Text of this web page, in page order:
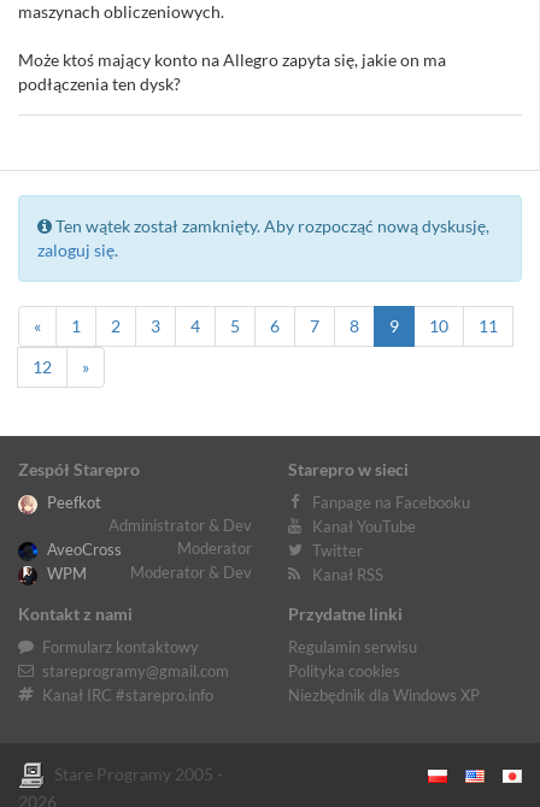
maszynach obliczeniowych.
Może ktoś mający konto na Allegro zapyta się, jakie on ma
podłączenia ten dysk?
Ten wątek został zamknięty. Aby rozpocząć nową dyskusję,
zaloguj się.
« 1 2 3 4 5 6 7 8 9 10
11
12
»
Zespół Starepro
Peefkot
Administrator & Dev
AveoCross
Moderator
WPM
Moderator & Dev
Starepro w sieci
Fanpage na Facebooku
Kanał YouTube
Twitter
Kanał RSS
Kontakt z nami
Formularz kontaktowy
stareprogramy@gmail.com
Kanał IRC #starepro.info
Przydatne linki
Regulamin serwisu
Polityka cookies
Niezbędnik dla Windows XP
Stare Programy 2005 -
2026